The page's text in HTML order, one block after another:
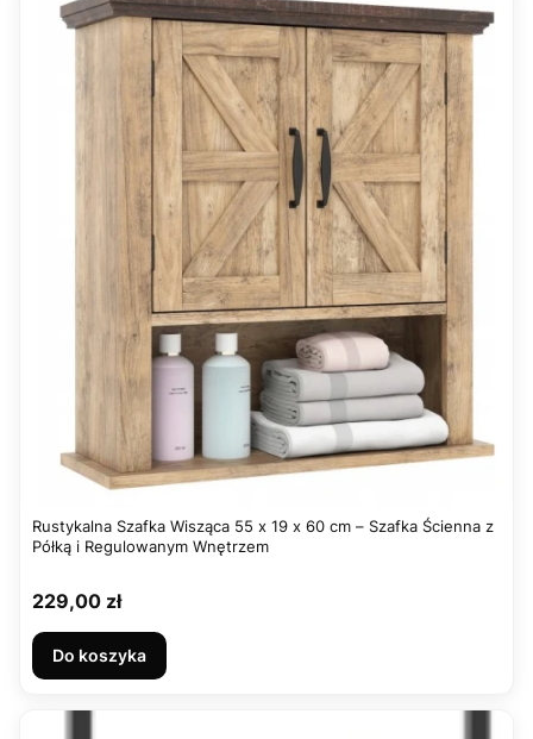
Rustykalna Szafka Wisząca 55 x 19 x 60 cm – Szafka Ścienna z
Półką i Regulowanym Wnętrzem
Cena
229,00 zł
Do koszyka